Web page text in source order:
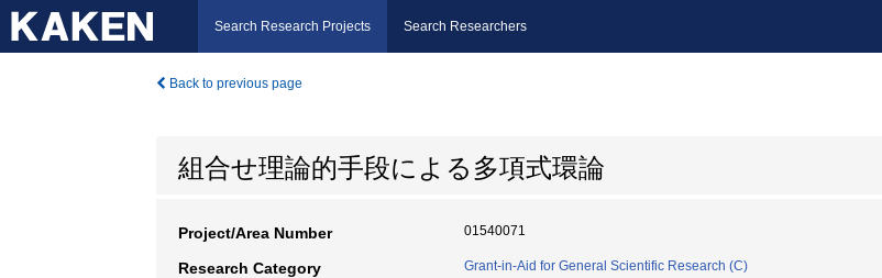
Search Research Projects Search Researchers
Back to previous page
組合せ理論的手段による多項式環論
Project/Area Number 01540071
Research Category Grant-in-Aid for General Scientific Research (C)